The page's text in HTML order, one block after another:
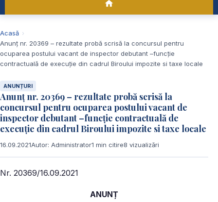
Acasă
Anunț nr. 20369 – rezultate probă scrisă la concursul pentru
ocuparea postului vacant de inspector debutant –funcție
contractuală de execuție din cadrul Biroului impozite si taxe locale
ANUNȚURI
Anunț nr. 20369 – rezultate probă scrisă la
concursul pentru ocuparea postului vacant de
inspector debutant –funcție contractuală de
execuție din cadrul Biroului impozite si taxe locale
16.09.2021Autor: Administrator1 min citire8 vizualizări
Nr. 20369/16.09.2021
ANUNȚ